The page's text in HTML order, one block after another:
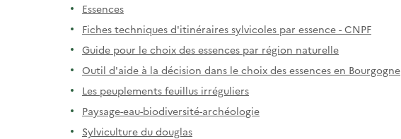
Essences
Fiches techniques d'itinéraires sylvicoles par essence - CNPF
Guide pour le choix des essences par région naturelle
Outil d'aide à la décision dans le choix des essences en Bourgogne
Les peuplements feuillus irréguliers
Paysage-eau-biodiversité-archéologie
Sylviculture du douglas